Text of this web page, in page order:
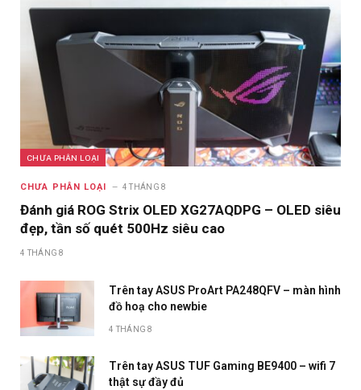
CHƯA PHÂN LOẠI
CHƯA PHÂN LOẠI 4 THÁNG 8
Đánh giá ROG Strix OLED XG27AQDPG – OLED siêu
đẹp, tần số quét 500Hz siêu cao
4 THÁNG 8
Trên tay ASUS ProArt PA248QFV – màn hình
đồ hoạ cho newbie
4 THÁNG 8
Trên tay ASUS TUF Gaming BE9400 – wifi 7
thật sự đầy đủ